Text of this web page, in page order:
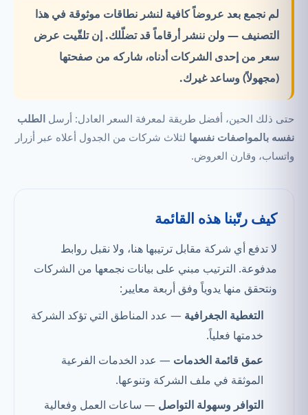
لم نجمع بعد عروضاً كافية لنشر نطاقات موثوقة في هذا
التصنيف —ولن ننشر أرقاماً قد تضلّلك. إن تلقّيت عرض
سعر من إحدى الشركات أدناه، شاركه من صفحتها
(مجهولاً) وساعد غيرك.
حتى ذلك الحين، أفضل طريقة لمعرفة السعر العادل: أرسل الطلب
نفسه بالمواصفات نفسها لثلاث شركات من الجدول أعلاه عبر أزرار
واتساب، وقارن العروض.
كيف رتّبنا هذه القائمة
لا تدفع أي شركة مقابل ترتيبها هنا، ولا نقبل روابط
مدفوعة. الترتيب مبني على بيانات نجمعها من الشركات
ونتحقق منها يدوياً وفق أربعة معايير:
التغطية الجغرافية — عدد المناطق التي تؤكد الشركة
خدمتها فعلياً.
عمق قائمة الخدمات — عدد الخدمات الفرعية
الموثقة في ملف الشركة وتنوعها.
التوافر وسهولة التواصل — ساعات العمل وفعالية